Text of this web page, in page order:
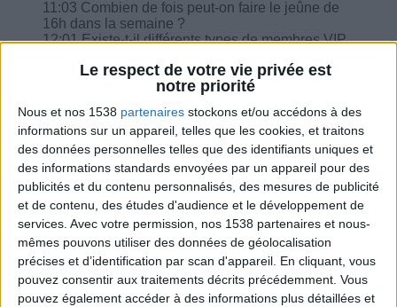
Le respect de votre vie privée est
notre priorité
Nous et nos 1538 partenaires stockons et/ou accédons à des
informations sur un appareil, telles que les cookies, et traitons
des données personnelles telles que des identifiants uniques et
des informations standards envoyées par un appareil pour des
publicités et du contenu personnalisés, des mesures de publicité
et de contenu, des études d'audience et le développement de
services. Avec votre permission, nos 1538 partenaires et nous-
mêmes pouvons utiliser des données de géolocalisation
précises et d’identification par scan d'appareil. En cliquant, vous
pouvez consentir aux traitements décrits précédemment. Vous
pouvez également accéder à des informations plus détaillées et
11:03 Combien de fois peut-on faire le jeûne de
16h dans la semaine ?
12:01 Existe-t-il différents types de membres VIP
14:19 Que prendre avec un petit plaisir pour le
le régime sans sucre ?
17:13 Comment perdre mes 13 kilos de
grossesse ?
18:58 Prendre du chrome pour les envies de
grignotages ?
Combien de kilos souhaitez-vous perdre ?